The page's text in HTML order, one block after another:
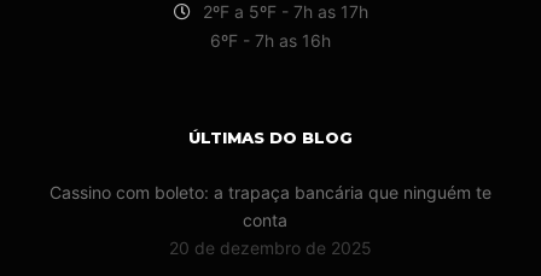
2ºF a 5ºF - 7h as 17h
6ºF - 7h as 16h
ÚLTIMAS DO BLOG
Cassino com boleto: a trapaça bancária que ninguém te
conta
20 de dezembro de 2025